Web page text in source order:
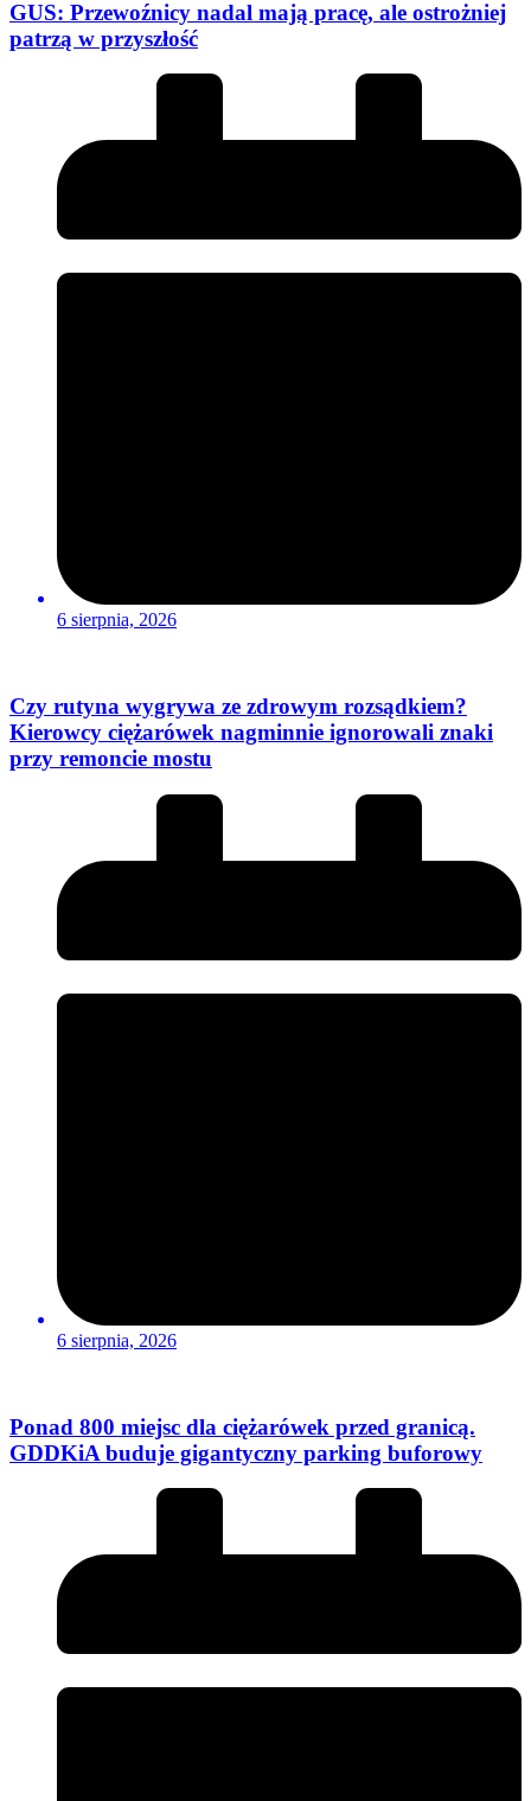
GUS: Przewoźnicy nadal mają pracę, ale ostrożniej
patrzą w przyszłość
6 sierpnia, 2026
Czy rutyna wygrywa ze zdrowym rozsądkiem?
Kierowcy ciężarówek nagminnie ignorowali znaki
przy remoncie mostu
6 sierpnia, 2026
Ponad 800 miejsc dla ciężarówek przed granicą.
GDDKiA buduje gigantyczny parking buforowy